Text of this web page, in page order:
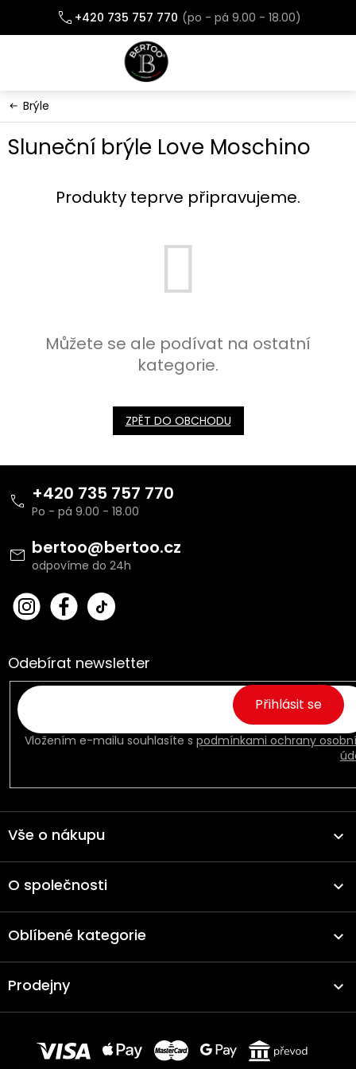
obsah
+420 735 757 770
Brýle
Sluneční brýle Love Moschino
Produkty teprve připravujeme.
Můžete se ale podívat na ostatní
kategorie.
ZPĚT DO OBCHODU
bertoo@bertoo.cz
+420 735 757 770
bert
oo_
Fac
ebo
Odebírat newsletter
Vložením e-mailu souhlasíte s podmínkami ochrany
Přihlásit se
Vše o nákupu
O společnosti
Oblíbené kategorie
Prodejny